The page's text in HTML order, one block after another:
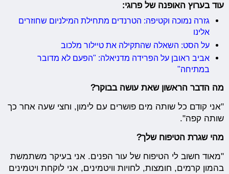
עוד בערוץ האופנה של פרוגי:
גזרה נמוכה וקטיפה: הטרנדים מתחילת המילניום שחוזרים
אלינו
על הסט: השאלה שהתקילה את טיילור מלכוב
אביב ראובן על הפרידה מדניאלה: "הפעם לא מדובר
במתיחה"
מה הדבר הראשון שאת עושה בבוקר?
"אני קודם כל שותה מים פושרים עם לימון, וחצי שעה אחר כך
שותה קפה".
מהי שגרת הטיפוח שלך?
"מאוד חשוב לי הטיפוח של עור הפנים. אני בעיקר משתמשת
בהמון קרמים, חומצות, לחויות וויטמינים, אני לוקחת ויטמינים